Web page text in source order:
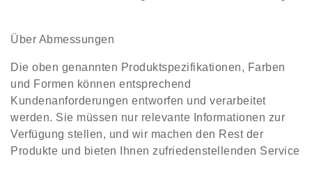
Über Abmessungen
Die oben genannten Produktspezifikationen, Farben
und Formen können entsprechend
Kundenanforderungen entworfen und verarbeitet
werden. Sie müssen nur relevante Informationen zur
Verfügung stellen, und wir machen den Rest der
Produkte und bieten Ihnen zufriedenstellenden Service